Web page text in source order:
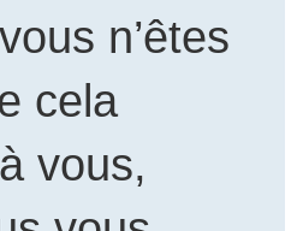
n’êtes
cela
vous,